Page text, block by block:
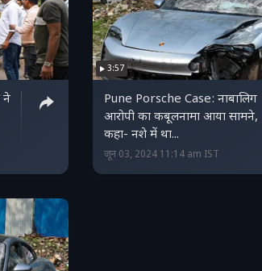
ने
3:57
Pune Porsche Case: नाबालिग
आरोपी का कबूलनामा आया सामने,
कहा- नशे में था...
जून 03, 2024 11:14 am IST